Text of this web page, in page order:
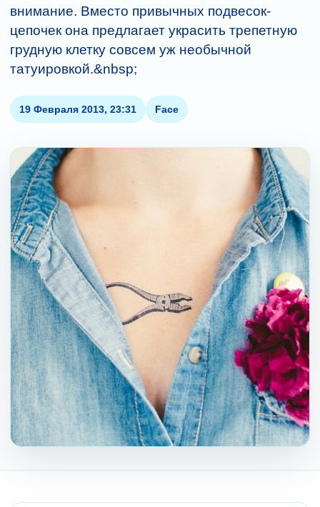
внимание. Вместо привычных подвесок-
цепочек она предлагает украсить трепетную
грудную клетку совсем уж необычной
татуировкой.&nbsp;
19 Февраля 2013, 23:31 Face